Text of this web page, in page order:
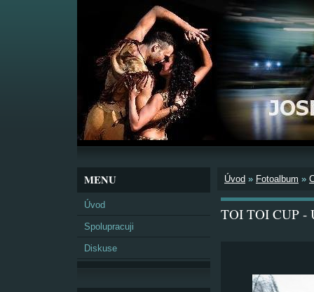
MENU
Úvod
Spolupracuji
Diskuse
Úvod » Fotoalbum »
TOI TOI CUP -